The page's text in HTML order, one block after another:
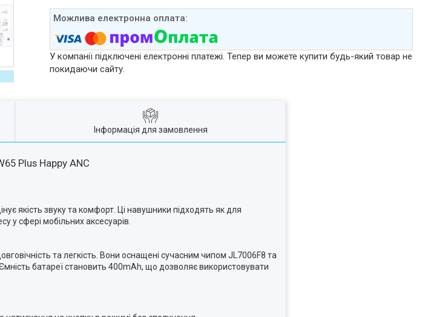
У компанії підключені електронні платежі. Тепер ви можете купити будь-який товар не
покидаючи сайту.
Інформація для замовлення
Plus Happy ANC
якість звуку та комфорт. Ці навушники підходять як для
у сфері мобільних аксесуарів.
та легкість. Вони оснащені сучасним чипом JL7006F8 та
батареї становить 400mAh, що дозволяє використовувати